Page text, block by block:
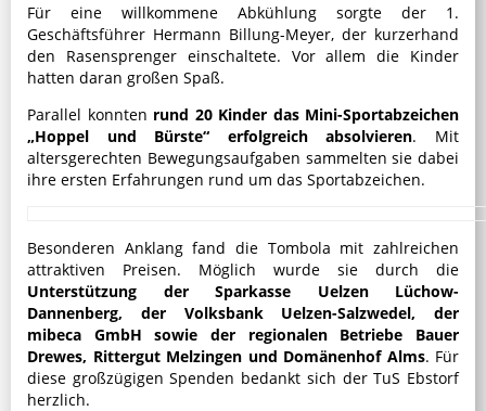
Für eine willkommene Abkühlung sorgte der 1.
Geschäftsführer Hermann Billung-Meyer, der kurzerhand
den Rasensprenger einschaltete. Vor allem die Kinder
hatten daran großen Spaß.
Parallel konnten rund 20 Kinder das Mini-Sportabzeichen
„Hoppel und Bürste“ erfolgreich absolvieren. Mit
altersgerechten Bewegungsaufgaben sammelten sie dabei
ihre ersten Erfahrungen rund um das Sportabzeichen.
Besonderen Anklang fand die Tombola mit zahlreichen
attraktiven Preisen. Möglich wurde sie durch die
Unterstützung der Sparkasse Uelzen Lüchow-
Dannenberg, der Volksbank Uelzen-Salzwedel, der
mibeca GmbH sowie der regionalen Betriebe Bauer
Drewes, Rittergut Melzingen und Domänenhof Alms. Für
diese großzügigen Spenden bedankt sich der TuS Ebstorf
herzlich.